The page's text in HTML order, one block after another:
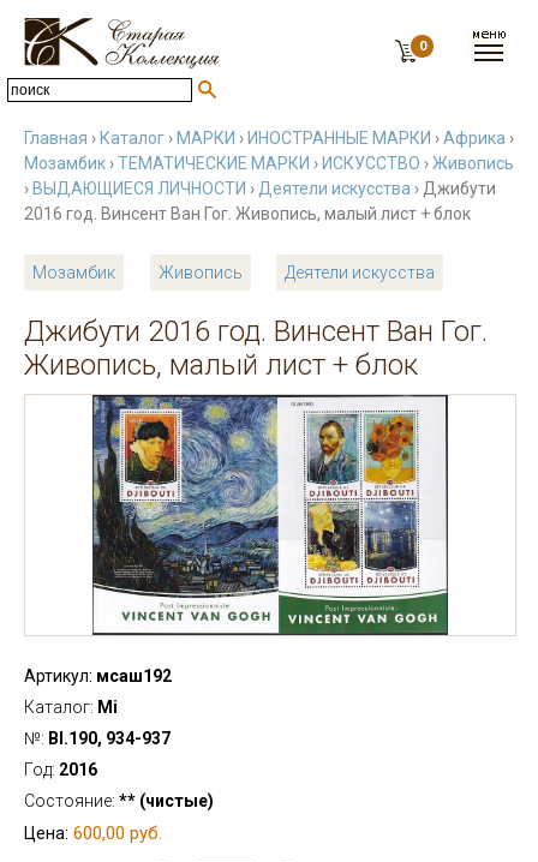
0
Главная › Каталог › МАРКИ › ИНОСТРАННЫЕ МАРКИ ›Африка ›
Мозамбик ›ТЕМАТИЧЕСКИЕ МАРКИ › ИСКУССТВО ›Живопись
› ВЫДАЮЩИЕСЯ ЛИЧНОСТИ › Деятели искусства › Джибути
2016 год. Винсент Ван Гог. Живопись, малый лист + блок
Мозамбик Живопись Деятели искусства
Джибути 2016 год. Винсент Ван Гог.
Живопись, малый лист + блок
Артикул: мсаш192
Каталог: Mi
№: Bl.190, 934-937
Год: 2016
Состояние: ** (чистые)
Цена: 600,00 руб.